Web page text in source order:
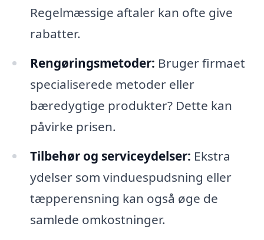
Regelmæssige aftaler kan ofte give
rabatter.
Rengøringsmetoder: Bruger firmaet
specialiserede metoder eller
bæredygtige produkter? Dette kan
påvirke prisen.
Tilbehør og serviceydelser: Ekstra
ydelser som vinduespudsning eller
tæpperensning kan også øge de
samlede omkostninger.